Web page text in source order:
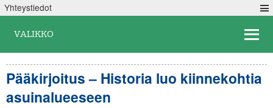
Yhteystiedot
VALIKKO
Pääkirjoitus – Historia luo kiinnekohtia
asuinalueeseen